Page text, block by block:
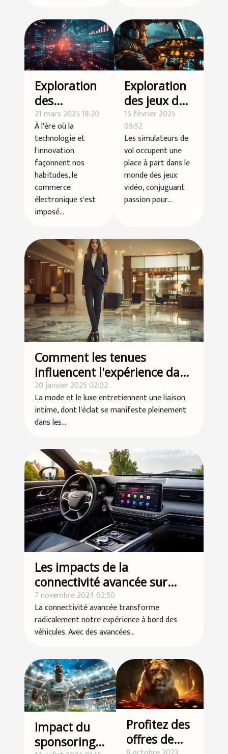
Exploration
des
tendances
récentes
dans le
commerce
électronique
et leur
impact
21 mars 2025 18:20
À l'ère où la
technologie et
l'innovation
façonnent nos
habitudes, le
commerce
électronique s'est
imposé...
Exploration
des jeux de
simulation
de vol à
risque
croissant
15 février 2025
09:52
Les simulateurs de
vol occupent une
place à part dans le
monde des jeux
vidéo, conjuguant
passion pour...
Comment les tenues
influencent l'expérience dans
les établissements de luxe
20 janvier 2025 02:02
La mode et le luxe entretiennent une liaison
intime, dont l'éclat se manifeste pleinement
dans les...
Les impacts de la
connectivité avancée sur
l'infodivertissement
automobile
7 novembre 2024 02:50
La connectivité avancée transforme
radicalement notre expérience à bord des
véhicules. Avec des avancées...
Impact du
sponsoring
Profitez des
offres de